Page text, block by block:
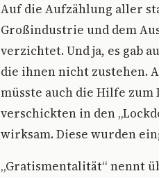
Auf die Aufzählung aller
Großindustrie und dem
verzichtet. Und ja, es gab
die ihnen nicht zustehen.
müsste auch die Hilfe
verschickten in den
wirksam. Diese wurden
„Gratismentalität“ nennt